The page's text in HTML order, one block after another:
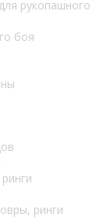
рукопашного
боя
ринги